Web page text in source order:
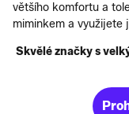
většího komfortu a
miminkem a využijete
Skvělé značky s